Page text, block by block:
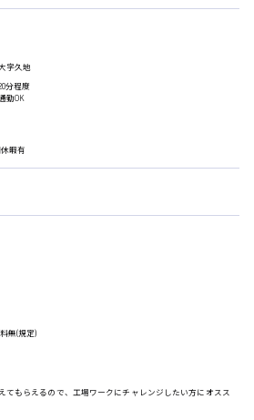
字久地
分程度
勤OK
暇有
無(規定)
てもらえるので、工場ワークにチャレンジしたい方にオスス